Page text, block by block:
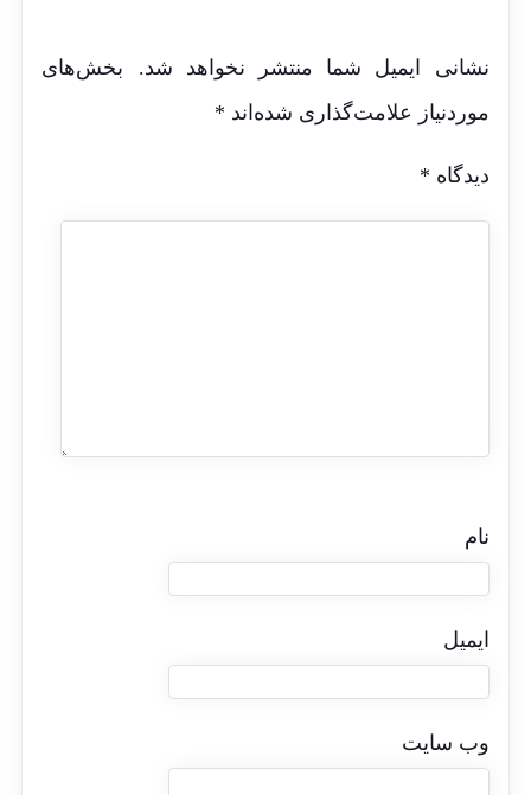
نشانی ایمیل شما منتشر نخواهد شد.
بخش‌های
موردنیاز علامت‌گذاری شده‌اند *
دیدگاه *
نام
ایمیل
وب‌ سایت